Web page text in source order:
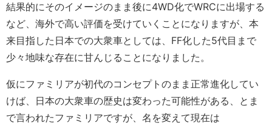
結果的にそのイメージのまま後に4WD化でWRCに出場する
など、海外で高い評価を受けていくことになりますが、本
来目指した日本での大衆車としては、FF化した5代目まで
少々地味な存在に甘んじることになりました。
仮にファミリアが初代のコンセプトのまま正常進化してい
けば、日本の大衆車の歴史は変わった可能性がある、とま
で言われたファミリアですが、名を変えて現在は